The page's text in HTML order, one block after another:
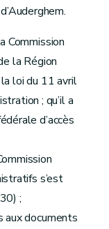
Commission
la Région
loi du 11 avril
; qu’il a
d’accès
s’est
;
aux documents